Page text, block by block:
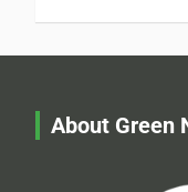
About Green